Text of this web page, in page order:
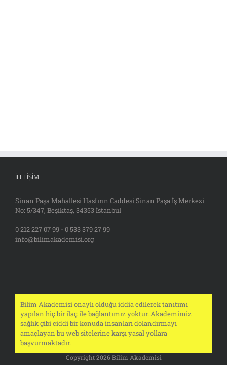
İLETIŞIM
Sinan Paşa Mahallesi Hasfırın Caddesi Sinan Paşa İş Merkezi
No: 5/347, Beşiktaş, 34353 İstanbul
0 212 227 07 99 - 0 533 379 27 99
info@bilimakademisi.org
Bilim Akademisi onaylı olduğu iddia edilerek tanıtımı
yapılan hiç bir ilaç ile bağlantımız yoktur. Akademimiz
sağlık gibi ciddi bir konuda insanları dolandırmayı
amaçlayan bu web sitelerine karşı yasal yollara
başvurmaktadır.
Copyright 2026 Bilim Akademisi